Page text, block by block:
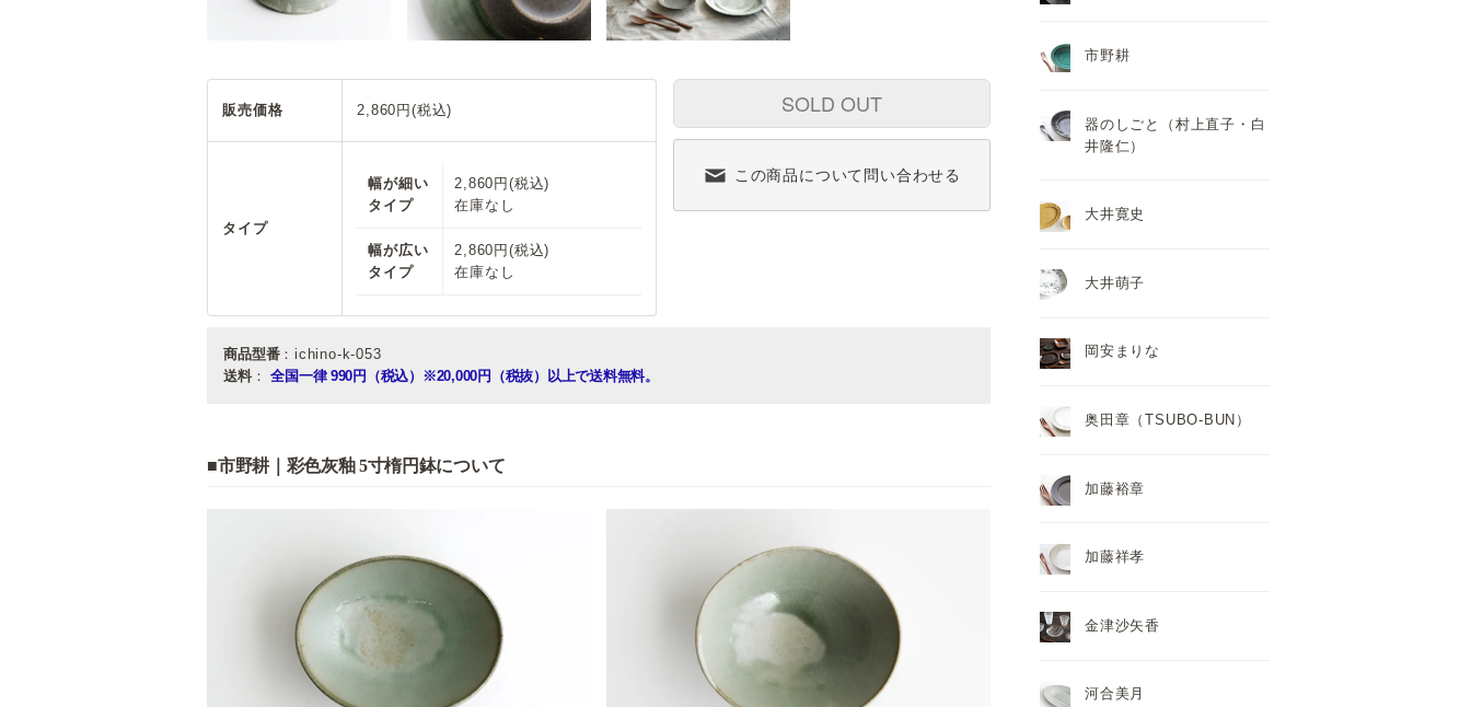
販売価格 2,860円(税込)
タイプ
幅が細い
タイプ
2,860円(税込)
在庫なし
幅が広い
タイプ
2,860円(税込)
在庫なし
SOLD OUT
この商品について問い合わせる
商品型番：ichino-k-053
送料： 全国一律 990円（税込） ※20,000円（税抜）以上で送料無料。
■市野耕｜彩色灰釉 5寸楕円鉢について
市野耕
器のしごと（村上直子・白
井隆仁）
大井寛史
大井萌子
岡安まりな
奥田章（TSUBO-BUN）
加藤裕章
加藤祥孝
金津沙矢香
河合美月